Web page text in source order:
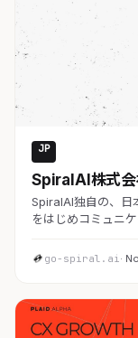
JP
SpiralAI株式
SpiralAI独自の、日
をはじめコミュニ
go-spiral.ai·